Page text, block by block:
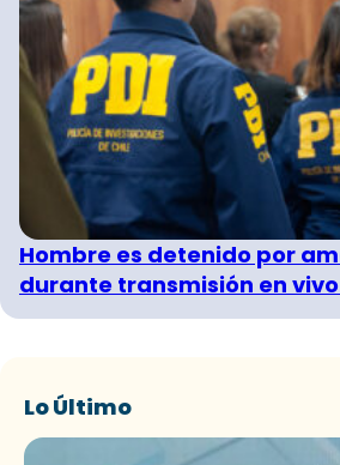
Hombre es detenido por
durante transmisión en vivo
Lo Último